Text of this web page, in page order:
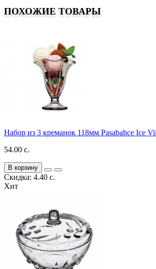
ПОХОЖИЕ ТОВАРЫ
Набор из 3 креманок 118мм Pasabahce Ice
54.00 с.
В корзину
Скидка: 4.40 с.
Хит